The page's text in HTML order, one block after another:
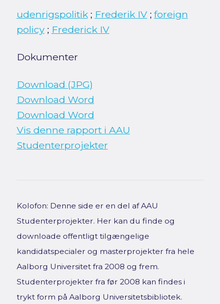
udenrigspolitik; Frederik IV;foreign
policy; Frederick IV
Dokumenter
Download (JPG)
Download Word
Download Word
Vis denne rapport i AAU
Studenterprojekter
Kolofon: Denne side er en del af AAU
Studenterprojekter. Her kan du finde og
downloade offentligt tilgængelige
kandidatspecialer og masterprojekter fra hele
Aalborg Universitet fra 2008 og frem.
Studenterprojekter fra før 2008 kan findes i
trykt form på Aalborg Universitetsbibliotek.